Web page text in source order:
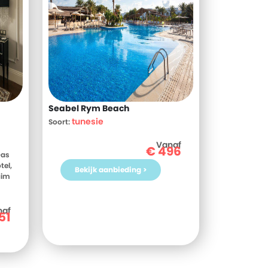
jij
Seabel Rym Beach
Soort:tunesie
Vanaf
€496
Bekijk aanbieding >